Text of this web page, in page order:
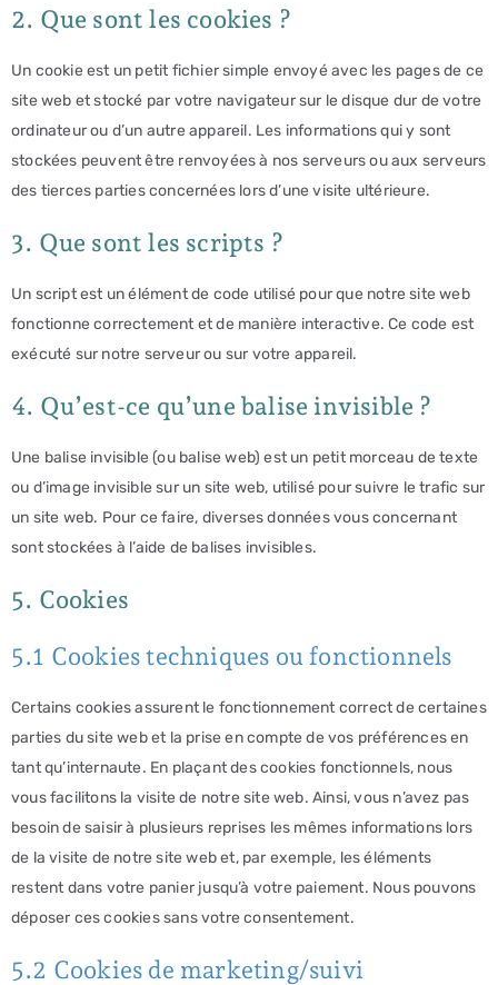
2. Que sont les cookies ?
Un cookie est un petit fichier simple envoyé avec les pages de ce
site web et stocké par votre navigateur sur le disque dur de votre
ordinateur ou d’un autre appareil. Les informations qui y sont
stockées peuvent être renvoyées à nos serveurs ou aux serveurs
des tierces parties concernées lors d’une visite ultérieure.
3. Que sont les scripts ?
Un script est un élément de code utilisé pour que notre site web
fonctionne correctement et de manière interactive. Ce code est
exécuté sur notre serveur ou sur votre appareil.
4. Qu’est-ce qu’une balise invisible ?
Une balise invisible (ou balise web) est un petit morceau de texte
ou d’image invisible sur un site web, utilisé pour suivre le trafic sur
un site web. Pour ce faire, diverses données vous concernant
sont stockées à l’aide de balises invisibles.
5. Cookies
5.1 Cookies techniques ou fonctionnels
Certains cookies assurent le fonctionnement correct de certaines
parties du site web et la prise en compte de vos préférences en
tant qu’internaute. En plaçant des cookies fonctionnels, nous
vous facilitons la visite de notre site web. Ainsi, vous n’avez pas
besoin de saisir à plusieurs reprises les mêmes informations lors
de la visite de notre site web et, par exemple, les éléments
restent dans votre panier jusqu’à votre paiement. Nous pouvons
déposer ces cookies sans votre consentement.
5.2 Cookies de marketing/suivi